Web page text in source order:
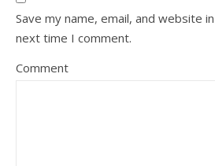
Save my name, email, and website
next time I comment.
Comment